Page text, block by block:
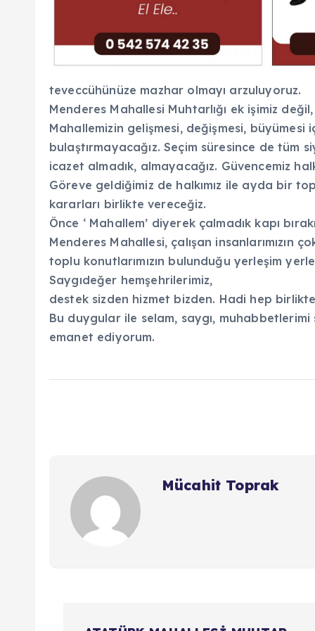
teveccühünüze mazhar olmayı arzuluyoruz.
Menderes Mahallesi Muhtarlığı ek işimiz
Mahallemizin gelişmesi, değişmesi,
bulaştırmayacağız. Seçim süresince de tüm
icazet almadık, almayacağız. Güvencemiz
Göreve geldiğimiz de halkımız ile ayda bir
kararları birlikte vereceğiz.
Önce ‘ Mahallem’ diyerek çalmadık kapı
Menderes Mahallesi, çalışan
toplu konutlarımızın bulunduğu yerleşim
Saygıdeğer hemşehrilerimiz,
destek sizden hizmet bizden. Hadi hep
Bu duygular ile selam, saygı, muhabbetlerimi
emanet ediyorum.
Mücahit Toprak